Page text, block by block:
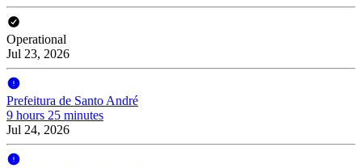
Operational
Jul 23, 2026
Prefeitura de Santo André
9 hours 25 minutes
Jul 24, 2026